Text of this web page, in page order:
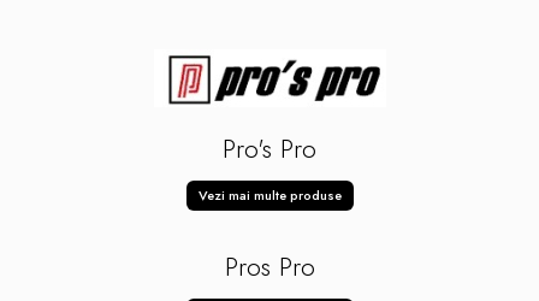
Pro's Pro
Vezi mai multe produse
Pros Pro